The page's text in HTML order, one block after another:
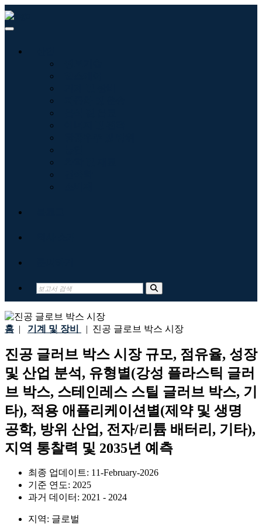
홈 | 기계 및 장비 | 진공 글로브 박스 시장
진공 글러브 박스 시장 규모, 점유율, 성장
및 산업 분석, 유형별(강성 플라스틱 글러
브 박스, 스테인레스 스틸 글러브 박스, 기
타), 적용 애플리케이션별(제약 및 생명
공학, 방위 산업, 전자/리튬 배터리, 기타),
지역 통찰력 및 2035년 예측
최종 업데이트: 11-February-2026
기준 연도: 2025
과거 데이터: 2021 - 2024
지역: 글로벌